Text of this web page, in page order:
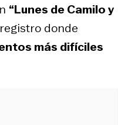
“Lunes de Camilo y
donde
más difíciles